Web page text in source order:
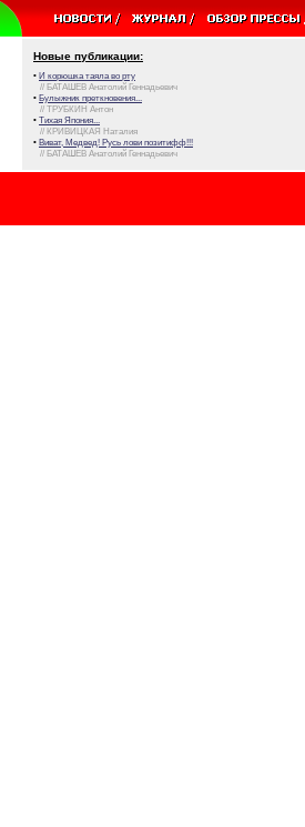
Новые публикации:
• И корюшка таяла во рту
// БАТАШЕВ Анатолий Геннадьевич
• Булыжник преткновения...
// ТРУБКИН Антон
• Тихая Япония...
// КРИВИЦКАЯ Наталия
• Виват, Медвед! Русь лови позитифф!!!
// БАТАШЕВ Анатолий Геннадьевич